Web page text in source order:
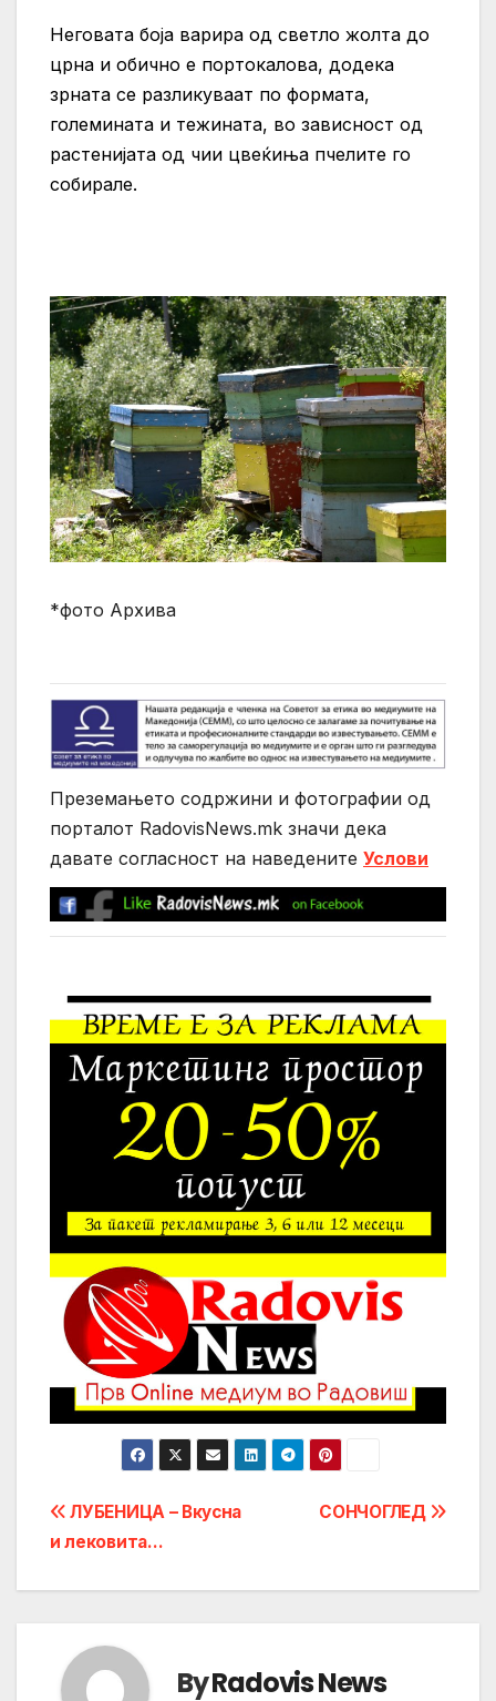
Неговата боја варира од светло жолта до
црна и обично е портокалова, додека
зрната се разликуваат по формата,
големината и тежината, во зависност од
растенијата од чии цвеќиња пчелите го
собирале.
*фото Архива
Преземањето содржини и фотографии од
порталот RadovisNews.mk значи дека
давате согласност на нaведените Услови
Post
navigation
СОНЧОГЛЕД
ЛУБЕНИЦА – Вкусна
и лековита…
ByRadovis News